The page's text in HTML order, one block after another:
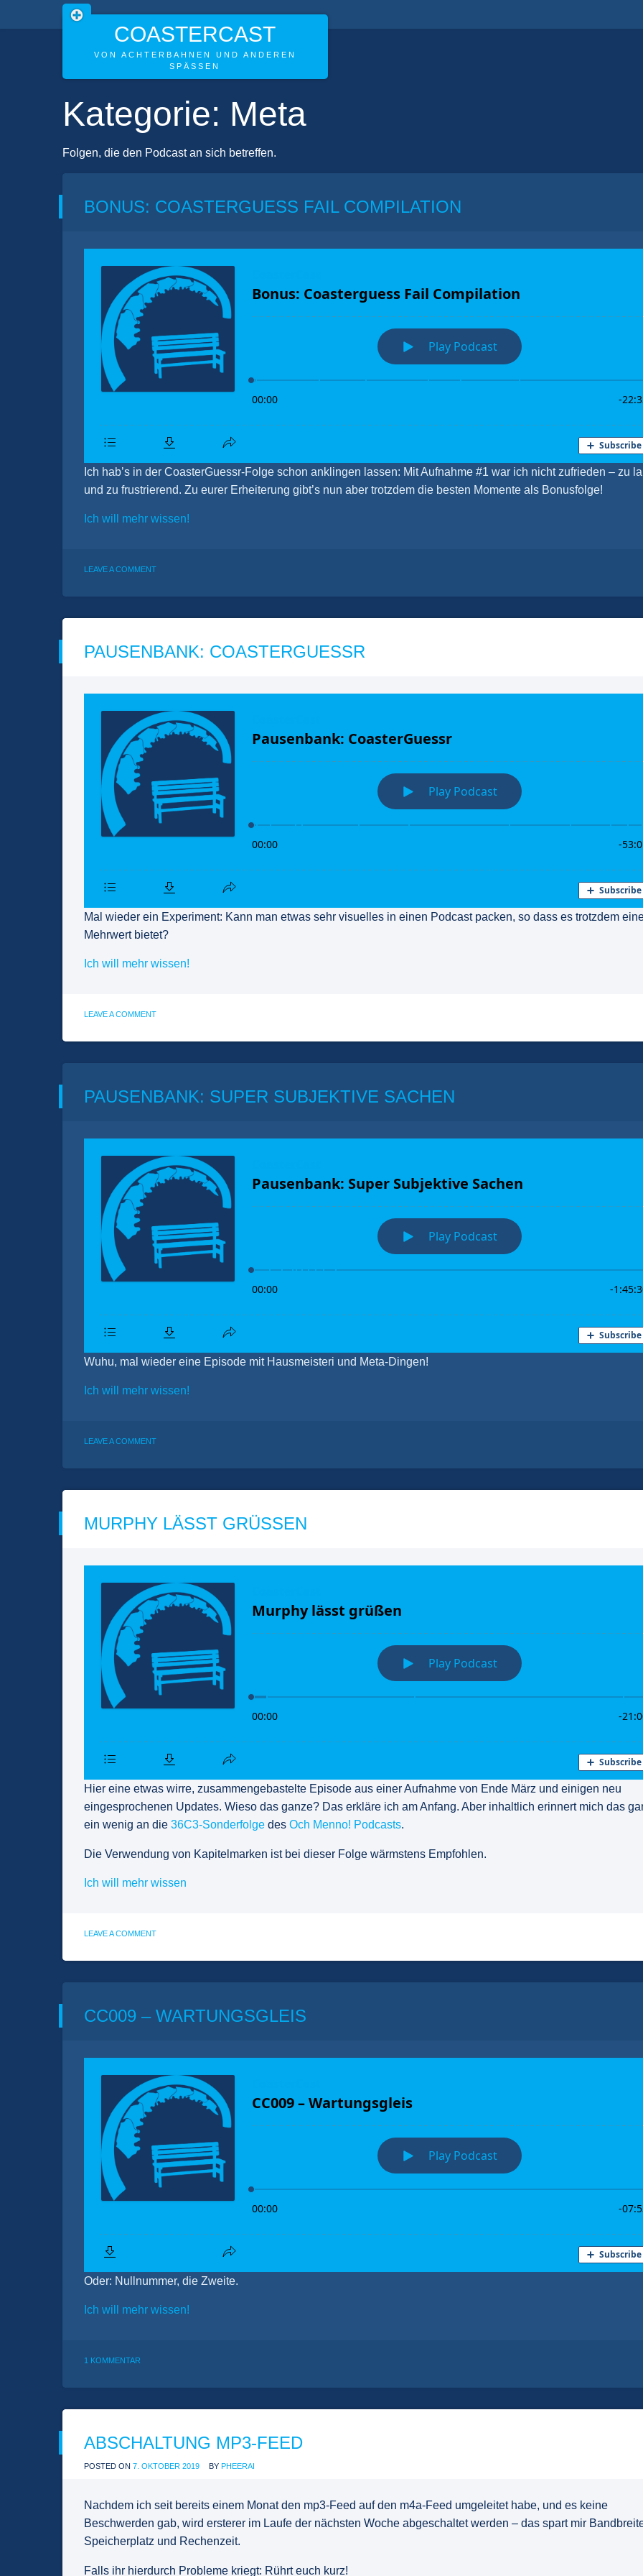
COASTERCAST
VON ACHTERBAHNEN UND ANDEREN
SPÄSSEN
to
Kategorie: Meta
Folgen, die den Podcast an sich betreffen.
BONUS: COASTERGUESS FAIL COMPILATION
Ich hab’s in der CoasterGuessr-Folge schon anklingen lassen: Mit Aufnahme #1 war ich nicht zufrieden – zu
und zu frustrierend. Zu eurer Erheiterung gibt’s nun aber trotzdem die besten Momente als Bonusfolge!
Ich will mehr wissen!
LEAVE A COMMENTON
PAUSENBANK: COASTERGUESSR
Mal wieder ein Experiment: Kann man etwas sehr visuelles in einen Podcast packen, so dass es trotzdem
Mehrwert bietet?
Ich will mehr wissen!
LEAVE A COMMENTON
PAUSENBANK: SUPER SUBJEKTIVE SACHEN
Wuhu, mal wieder eine Episode mit Hausmeisteri und Meta-Dingen!
Ich will mehr wissen!
LEAVE A COMMENTON
MURPHY LÄSST GRÜSSEN
Hier eine etwas wirre, zusammengebastelte Episode aus einer Aufnahme von Ende März und einigen neu
eingesprochenen Updates. Wieso das ganze? Das erkläre ich am Anfang. Aber inhaltlich erinnert mich das
ein wenig an die 36C3-Sonderfolge des Och Menno! Podcasts.
Die Verwendung von Kapitelmarken ist bei dieser Folge wärmstens Empfohlen.
Ich will mehr wissen
LEAVE A COMMENTON
CC009 – WARTUNGSGLEIS
Oder: Nullnummer, die Zweite.
Ich will mehr wissen!
1 KOMMENTAR
ABSCHALTUNG MP3-FEED
POSTED ON 7. OKTOBER 2019 BY PHEERAI
Nachdem ich seit bereits einem Monat den mp3-Feed auf den m4a-Feed umgeleitet habe, und es keine
Beschwerden gab, wird ersterer im Laufe der nächsten Woche abgeschaltet werden – das spart mir
Speicherplatz und Rechenzeit.
Falls ihr hierdurch Probleme kriegt: Rührt euch kurz!